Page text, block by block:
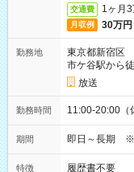
交通費 1ヶ月
月収例 30万円
勤務地
東京都新宿区
市ケ谷駅から
放送
勤務時間 11:00-20:00（
期間 即日～長期 ※
特徴 履歴書不要